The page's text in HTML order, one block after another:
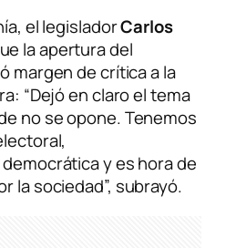
el legisladorCarlos
la apertura del
margen de crítica a la
“Dejó en claro el tema
no se opone. Tenemos
y es hora de
la sociedad”, subrayó.